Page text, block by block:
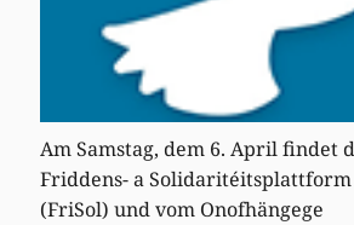
Am Samstag, dem 6. April findet
Friddens- a
(FriSol) und vom Onofhängege